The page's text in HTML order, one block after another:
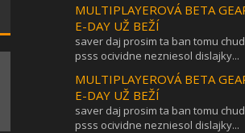
MULTIPLAYEROVÁ BETA
E-DAY UŽ BEŽÍ
saver daj prosim ta ban tomu
psss ocividne nezniesol dislajky...
MULTIPLAYEROVÁ BETA
E-DAY UŽ BEŽÍ
saver daj prosim ta ban tomu
psss ocividne nezniesol dislajky...